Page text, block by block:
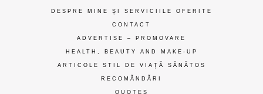
DESPRE MINE ȘI SERVICIILE OFERITE
CONTACT
ADVERTISE – PROMOVARE
HEALTH, BEAUTY AND MAKE-UP
ARTICOLE STIL DE VIAȚĂ SĂNĂTOS
RECOMĂNDĂRI
QUOTES